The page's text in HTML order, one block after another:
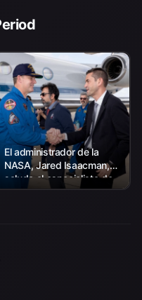
El administrador de la
NASA, Jared Isaacman,
saluda al especialista de
la misión Artemis II,